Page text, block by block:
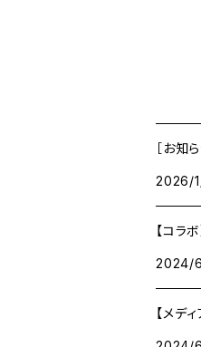
［お知
2026/
【コラ
2024/